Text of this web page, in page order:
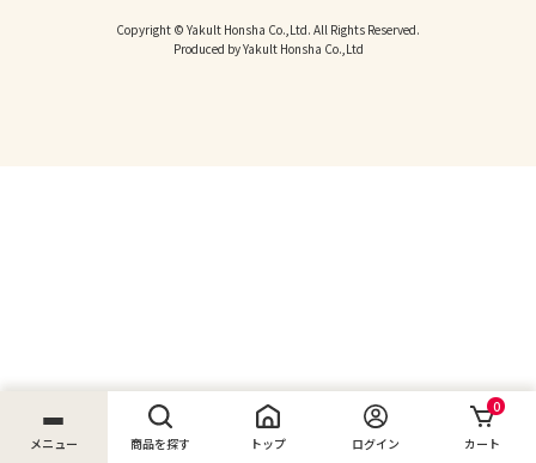
メニュー 商品を探す トップ ログイン
0
カート
Copyright © Yakult Honsha Co.,Ltd. All Rights Reserved.
Produced by Yakult Honsha Co.,Ltd